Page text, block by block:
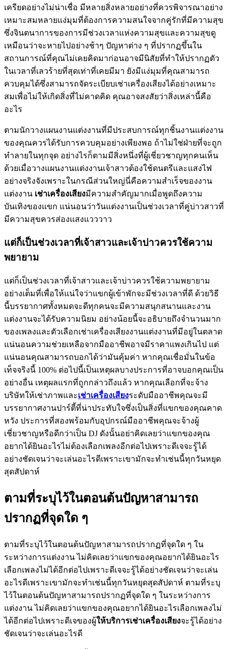
เครียดอย่างไม่น่าเชื่อ มีหลายสิ่งหลายอย่างที่ควรพิจารณาอย่าง
เหมาะสมหลายแง่มุมที่ต้องการความสนใจจากคู่รักที่มีความสุข
ซึ่งจินตนาการของการมีช่วงเวลาแห่งความสุขและความสุขดู
เหมือนว่าจะหายไปอย่างช้าๆ ปัญหาต่าง ๆ ที่ปรากฏขึ้นใน
สถานการณ์ที่คุณไม่เคยคิดมาก่อนอาจมีนิสัยที่ทำให้ปรากฏตัว
ในเวลาที่เลวร้ายที่สุดเท่าที่เคยมีมา ยังมีแง่มุมที่คุณสามารถ
ควบคุมได้ซึ่งสามารถจัดระเบียบเช่าเครื่องเสียงได้อย่างเหมาะ
สมเพื่อไม่ให้เกิดสิ่งที่ไม่คาดคิด คุณอาจสงสัยว่าสิ่งเหล่านี้คือ
อะไร
ตามนักวางแผนงานแต่งงานที่มีประสบการณ์ทุกชิ้นงานแต่งงาน
ของคุณควรได้รับการควบคุมอย่างเพียงพอ ถ้าไม่ใช่ฝ่ายที่จะถูก
ทำลายในทุกจุด อย่างไรก็ตามมีสิ่งหนึ่งที่ผู้เชี่ยวชาญทุกคนเห็น
ด้วยเมื่อวางแผนงานแต่งงานเจ้าสาวต้องใช้ดนตรีและแสงไฟ
อย่างจริงจังเพราะในกรณีส่วนใหญ่นี่คือความสำเร็จของงาน
แต่งงาน เช่าเครื่องเสียงมีความสำคัญมากเมื่อพูดถึงความ
บันเทิงของแขก แน่นอนว่าวันแต่งงานเป็นช่วงเวลาที่คู่บ่าวสาวที่
มีความสุขควรส่องแสงแวววาว
แต่ก็เป็นช่วงเวลาที่เจ้าสาวและเจ้าบ่าวควรใช้ความ
พยายาม
แต่ก็เป็นช่วงเวลาที่เจ้าสาวและเจ้าบ่าวควรใช้ความพยายาม
อย่างเต็มที่เพื่อให้แน่ใจว่าแขกผู้เข้าพักจะมีช่วงเวลาที่ดี ด้วยวิธี
นี้บรรยากาศทั้งหมดจะดีทุกคนจะมีความสนุกสนานและงาน
แต่งงานจะได้รับความนิยม อย่างน้อยนี้จะอธิบายถึงจำนวนมาก
ของเพลงและตัวเลือกเช่าเครื่องเสียงงานแต่งงานที่มีอยู่ในตลาด
แน่นอนความช่วยเหลือจากมืออาชีพอาจมีราคาแพงเกินไป แต่
แน่นอนคุณสามารถบอกได้ว่ามันคุ้มค่า หากคุณเชื่อมั่นในข้อ
เท็จจริงนี้ 100% ต่อไปนี้เป็นเหตุผลบางประการที่อาจบอกคุณเป็น
อย่างอื่น เหตุผลแรกที่ถูกกล่าวถึงแล้ว หากคุณเลือกที่จะจ้าง
บริษัทให้เช่าภาพและเช่าเครื่องเสียงระดับมืออาชีพคุณจะมี
บรรยากาศงานปาร์ตี้ที่น่าประทับใจซึ่งเป็นสิ่งที่แขกของคุณคาด
หวัง ประการที่สองพร้อมกับอุปกรณ์มืออาชีพคุณจะจ้างผู้
เชี่ยวชาญหรือดีกว่าเป็น DJ ดังนั้นอย่าคิดเลยว่าแขกของคุณ
อยากได้ยินอะไรไม่ต้องเลือกเพลงอีกต่อไปเพราะดีเจจะรู้ได้
อย่างชัดเจนว่าจะเล่นอะไรดีเพราะเขามักจะทำเช่นนี้ทุกวันหยุด
สุดสัปดาห์
ตามที่ระบุไว้ในตอนต้นปัญหาสามารถ
ปรากฏที่จุดใด ๆ
ตามที่ระบุไว้ในตอนต้นปัญหาสามารถปรากฏที่จุดใด ๆ ใน
ระหว่างการแต่งงาน ไม่คิดเลยว่าแขกของคุณอยากได้ยินอะไร
เลือกเพลงไม่ได้อีกต่อไปเพราะดีเจจะรู้ได้อย่างชัดเจนว่าจะเล่น
อะไรดีเพราะเขามักจะทำเช่นนี้ทุกวันหยุดสุดสัปดาห์ ตามที่ระบุ
ไว้ในตอนต้นปัญหาสามารถปรากฏที่จุดใด ๆ ในระหว่างการ
แต่งงาน ไม่คิดเลยว่าแขกของคุณอยากได้ยินอะไรเลือกเพลงไม่
ได้อีกต่อไปเพราะดีเจของผู้ให้บริการเช่าเครื่องเสียงจะรู้ได้อย่าง
ชัดเจนว่าจะเล่นอะไรดี